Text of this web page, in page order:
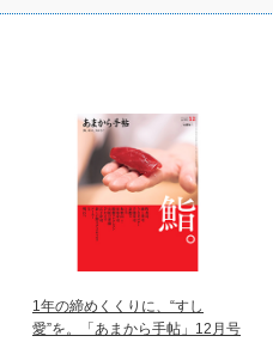
1年の締めくくりに、“すし
愛”を。「あまから手帖」12月号